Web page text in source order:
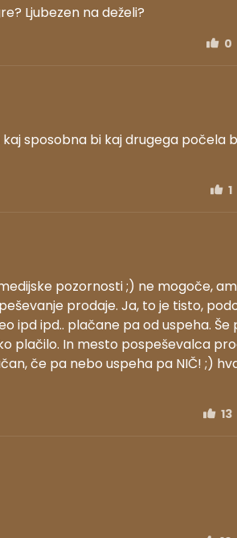
Ljubezen na deželi?
0
sposobna bi kaj drugega počela
1
pozornosti ;) ne mogoče,
prodaje. Ja, to je tisto,
ipd ipd.. plačane pa od uspeha. Še
plačilo. In mesto pospeševalca
če pa nebo uspeha pa NIČ! ;)
13